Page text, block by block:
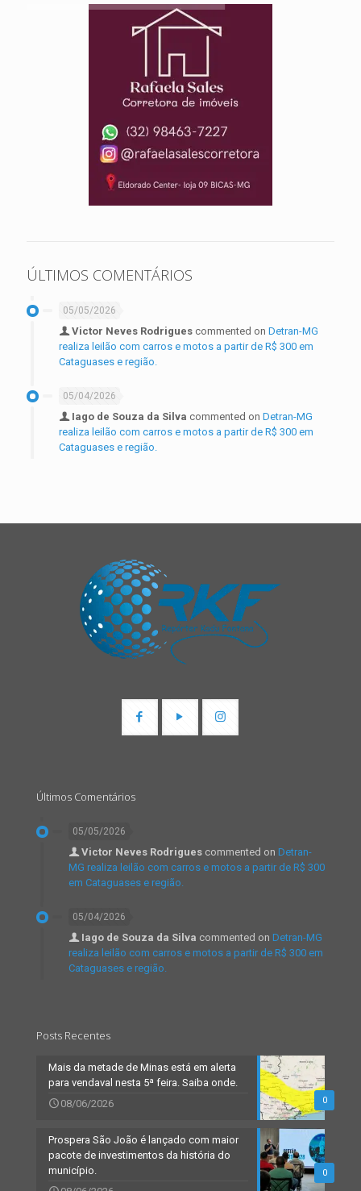
ÚLTIMOS COMENTÁRIOS
05/05/2026
Victor Neves Rodrigues commented on Detran-MG
realiza leilão com carros e motos a partir de R$ 300 em
Cataguases e região.
05/04/2026
Iago de Souza da Silva commented on Detran-MG
realiza leilão com carros e motos a partir de R$ 300 em
Cataguases e região.
Últimos Comentários
05/05/2026
Victor Neves Rodrigues commented on Detran-
MG realiza leilão com carros e motos a partir de R$ 300
em Cataguases e região.
05/04/2026
Iago de Souza da Silva commented on Detran-MG
realiza leilão com carros e motos a partir de R$ 300 em
Cataguases e região.
Posts Recentes
0
Mais da metade de Minas está em alerta
para vendaval nesta 5ª feira. Saiba onde.
08/06/2026
0
Prospera São João é lançado com maior
pacote de investimentos da história do
município.